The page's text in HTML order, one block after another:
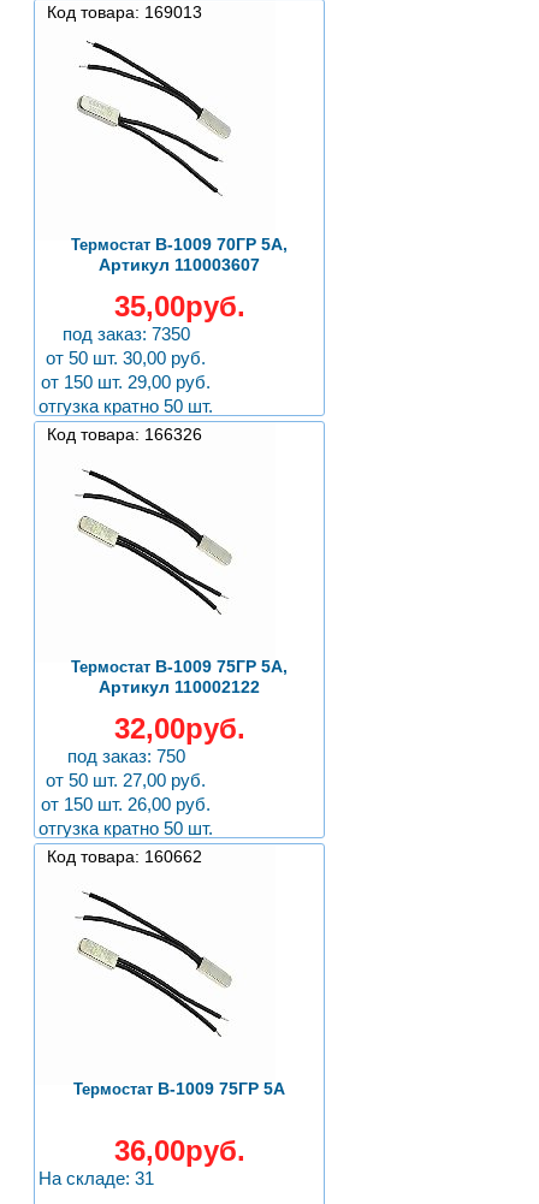
Код товара: 169013
Термостат B-1009 70ГР 5А,
Артикул 110003607
35,00руб.
под заказ: 7350
от 50 шт. 30,00 руб.
от 150 шт. 29,00 руб.
отгузка кратно 50 шт.
Код товара: 166326
Термостат B-1009 75ГР 5А,
Артикул 110002122
32,00руб.
под заказ: 750
от 50 шт. 27,00 руб.
от 150 шт. 26,00 руб.
отгузка кратно 50 шт.
Код товара: 160662
Термостат B-1009 75ГР 5А
36,00руб.
На складе: 31